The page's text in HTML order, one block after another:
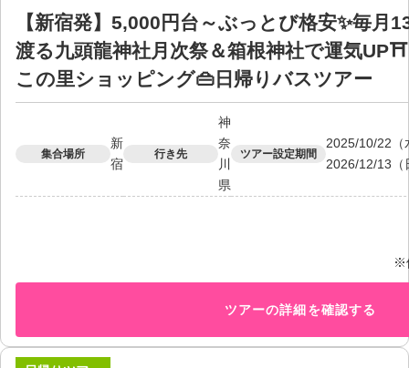
【新宿発】5,000円台～ぶっとび格安✨毎月
渡る九頭龍神社月次祭＆箱根神社で運気
この里ショッピング👜日帰りバスツアー
集合場所
新
宿
行き先
神
奈
川
県
ツアー設定期間
2025/10/22（
2026/12/13（
※
ツアーの詳細を確認する